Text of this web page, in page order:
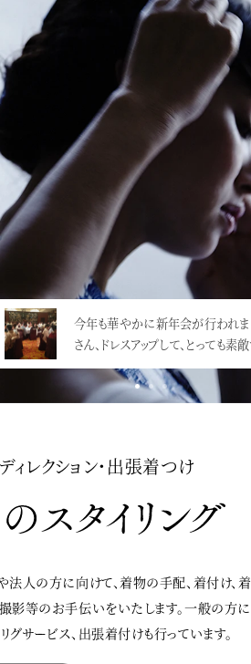
ィレクション・出張着つけ
法人の方に向けて、着物の手配、着付け、
撮影等のお手伝いをいたします。一般の方
グサービス、出張着付けも行っています。
「YMStudioNewYearParty2019
せ」少々気が早いですが、新年会